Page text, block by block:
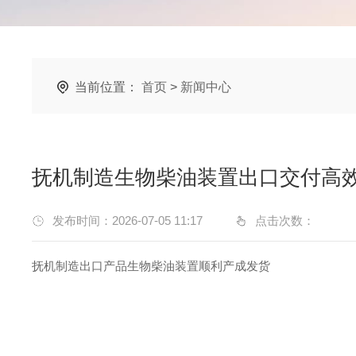
当前位置： 首页 > 新闻中心
抚机制造生物柴油装置出口交付高
发布时间：2026-07-05 11:17 点击次数：
抚机制造出口产品生物柴油装置顺利产成发货